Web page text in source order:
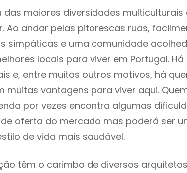
maiores diversidades multiculturais
Ao andar pelas pitorescas ruas,
simpáticas e uma comunidade
locais para viver em Portugal.
e, entre muitos outros motivos, há
muitas vantagens para viver aqui.
por vezes encontra algumas
oferta do mercado mas poderá ser
de vida mais saudável.
têm o carimbo de diversos